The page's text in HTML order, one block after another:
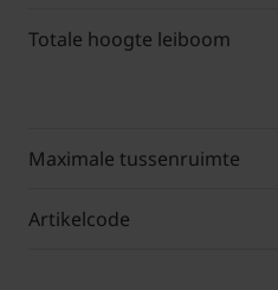
Totale hoogte leiboom
Maximale tussenruimte
Artikelcode